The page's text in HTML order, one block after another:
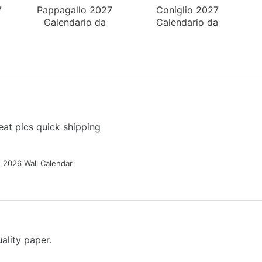
Pappagallo 2027
Calendario da
Coniglio 2027
Calendario da
pics quick shipping
Wall Calendar
paper.